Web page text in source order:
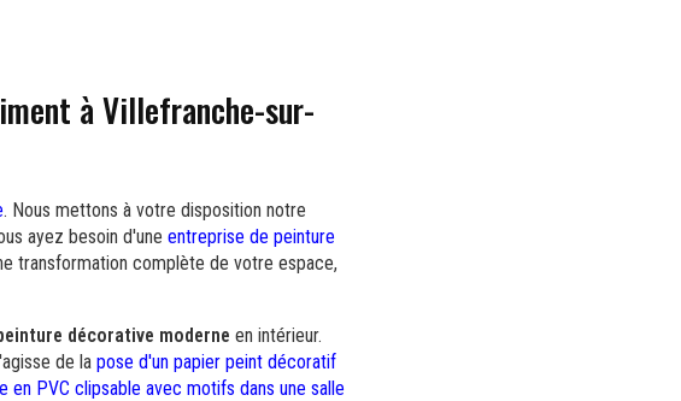
à Villefranche-sur-
. Nous mettons à votre disposition notre
ayez besoin d'une entreprise de peinture
transformation complète de votre espace,
décorative moderne en intérieur.
de la pose d'un papier peint décoratif
en PVC clipsable avec motifs dans une salle